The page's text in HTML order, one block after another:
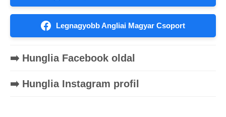
Legnagyobb Angliai Magyar Csoport
➡️ Hunglia Facebook oldal
➡️ Hunglia Instagram profil